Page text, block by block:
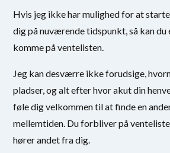
Hvis jeg ikke har mulighed for at
dig på nuværende tidspunkt, så kan
komme på ventelisten.
Jeg kan desværre ikke forudsige,
pladser, og alt efter hvor akut din
føle dig velkommen til at finde en
mellemtiden. Du forbliver på
hører andet fra dig.